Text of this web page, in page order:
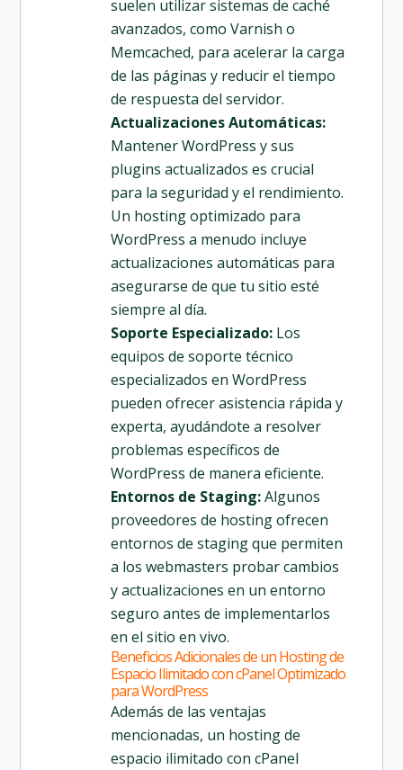
suelen utilizar sistemas de caché
avanzados, como Varnish o
Memcached, para acelerar la carga
de las páginas y reducir el tiempo
de respuesta del servidor.
Actualizaciones Automáticas:
Mantener WordPress y sus
plugins actualizados es crucial
para la seguridad y el rendimiento.
Un hosting optimizado para
WordPress a menudo incluye
actualizaciones automáticas para
asegurarse de que tu sitio esté
siempre al día.
Soporte Especializado: Los
equipos de soporte técnico
especializados en WordPress
pueden ofrecer asistencia rápida y
experta, ayudándote a resolver
problemas específicos de
WordPress de manera eficiente.
Entornos de Staging:Algunos
proveedores de hosting ofrecen
entornos de staging que permiten
a los webmasters probar cambios
y actualizaciones en un entorno
seguro antes de implementarlos
en el sitio en vivo.
Beneficios Adicionales de un Hosting de
Espacio Ilimitado con cPanel Optimizado
para WordPress
Además de las ventajas
mencionadas, un hosting de
espacio ilimitado con cPanel